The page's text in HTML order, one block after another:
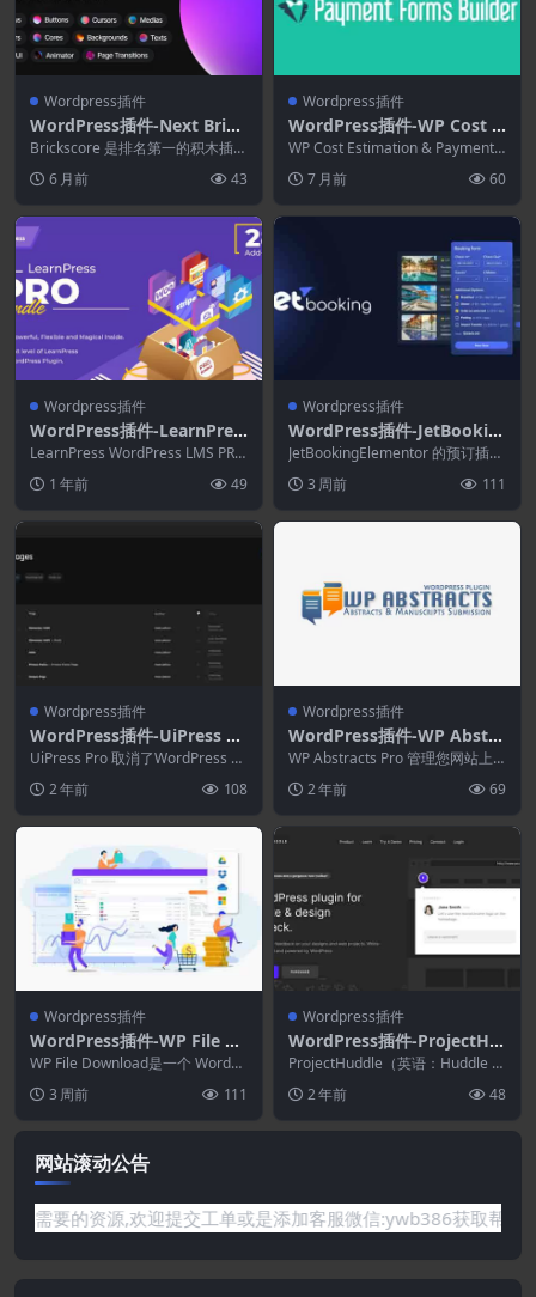
Wordpress插件
WordPress插件-Next Brick
s 2.2.7 (formerly Brickscor
e)
Brickscore 是排名第一的积木插件
... 6 月前 43
Wordpress插件
WordPress插件-WP Cost E
stimation & Payment For
ms Builder 10.3.0
WP Cost Estimation & Payment F
7 月前 60
Wordpress插件
WordPress插件-LearnPres
s Pro Bundle 4.2.7.7
LearnPress WordPress LMS PRO
1 年前 49
Wordpress插件
WordPress插件-JetBookin
g 4.1.2.1-Elementor预订插
件
JetBookingElementor 的预订插件
3 周前 111
Wordpress插件
WordPress插件-UiPress Pr
o 3.4.02–轻松自定义WordP
ress管理仪表板
UiPress Pro 取消了WordPress 仪
2 年前 108
Wordpress插件
WordPress插件-WP Abstra
cts Pro 2.7.1–使用WordPre
ss管理摘要和同行评审
WP Abstracts Pro 管理您网站上
者、...2 年前 69
Wordpress插件
WordPress插件-WP File Do
wnload 6.3.5 + Addons-文
件管理器WordPress插件
WP File Download是一个 WordPr
ess 下载管理器插件，用于...
3 周前 111
Wordpress插件
WordPress插件-ProjectHu
ddle 4.7.2
ProjectHuddle（英语：Huddle ）
Organized Clie...
2 年前 48
网站滚动公告
需要的资源,欢迎提交工单或是添加客服微信:ywb386获取帮助！